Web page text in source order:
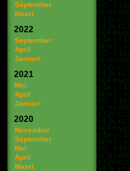
September
Maart
2022
September
April
Januari
2021
Mei
April
Januari
2020
November
September
Mei
April
Maart